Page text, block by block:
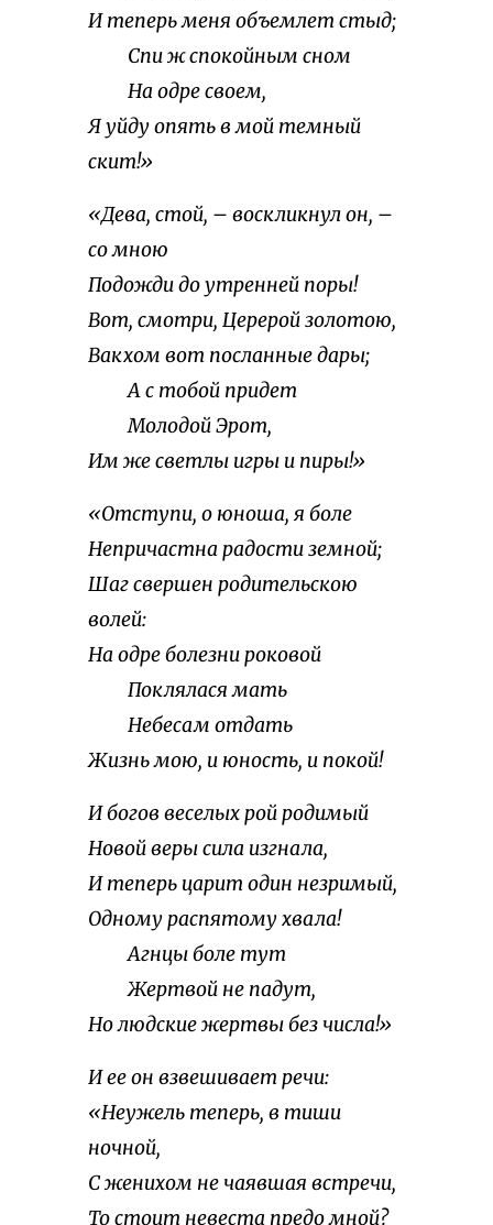
И теперь меня объемлет стыд;
Спи ж спокойным сном
На одре своем,
Я уйду опять в мой темный
скит!»
«Дева, стой, – воскликнул он, –
со мною
Подожди до утренней поры!
Вот, смотри, Церерой золотою,
Вакхом вот посланные дары;
А с тобой придет
Молодой Эрот,
Им же светлы игры и пиры!»
«Отступи, о юноша, я боле
Непричастна радости земной;
Шаг свершен родительскою
волей:
На одре болезни роковой
Поклялася мать
Небесам отдать
Жизнь мою, и юность, и покой!
И богов веселых рой родимый
Новой веры сила изгнала,
И теперь царит один незримый,
Одному распятому хвала!
Агнцы боле тут
Жертвой не падут,
Но людские жертвы без числа!»
И ее он взвешивает речи:
«Неужель теперь, в тиши
ночной,
С женихом не чаявшая встречи,
То стоит невеста предо мной?